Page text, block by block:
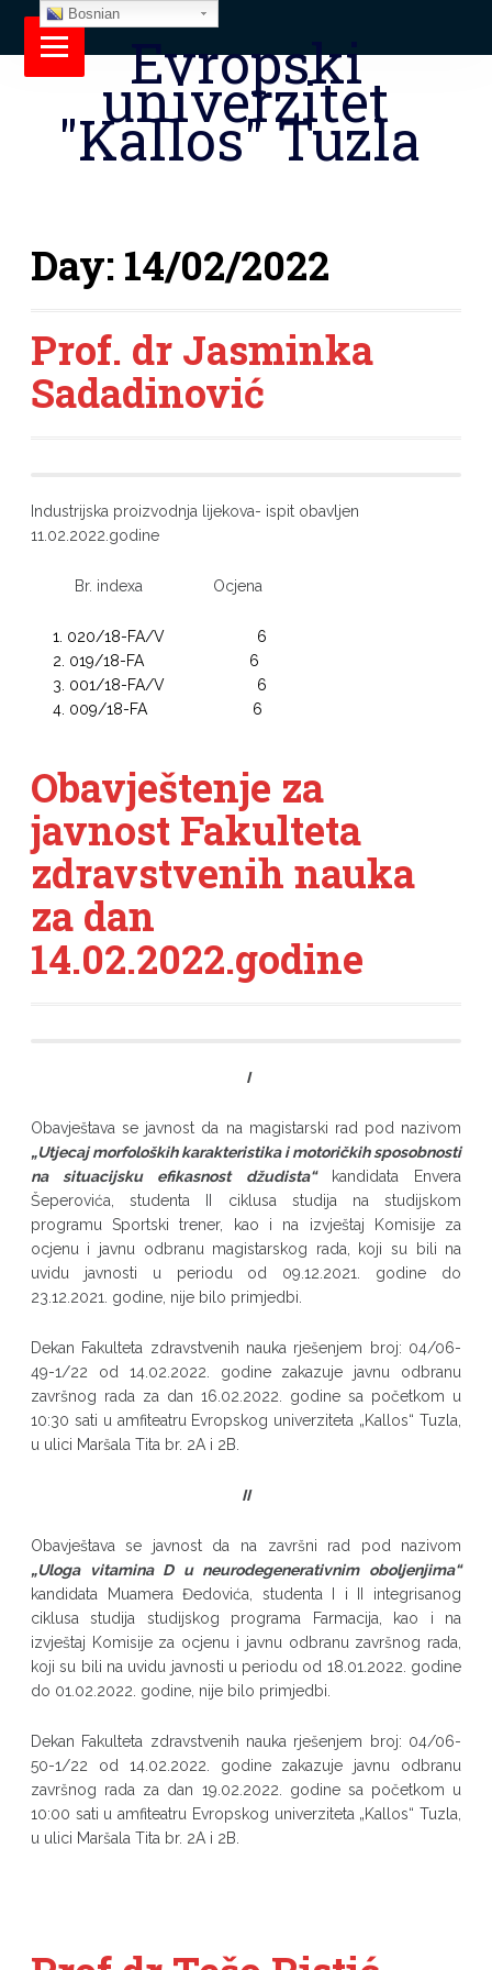
Evropski
univerzitet
"Kallos" Tuzla
Day: 14/02/2022
Prof. dr Jasminka
Sadadinović
Industrijska proizvodnja lijekova- ispit obavljen
11.02.2022.godine
Br. indexa Ocjena
020/18-FA/V 6
019/18-FA 6
001/18-FA/V 6
009/18-FA 6
Obavještenje za
javnost Fakulteta
zdravstvenih nauka
za dan
14.02.2022.godine
I
Obavještava se javnost da na magistarski rad pod nazivom
„Utjecaj morfoloških karakteristika i motoričkih sposobnosti
na situacijsku efikasnost džudista“kandidata Envera
Šeperovića, studenta II ciklusa studija na studijskom
programu Sportski trener, kao i na izvještaj Komisije za
ocjenu i javnu odbranu magistarskog rada, koji su bili na
uvidu javnosti u periodu od 09.12.2021. godine do
23.12.2021. godine, nije bilo primjedbi.
Dekan Fakulteta zdravstvenih nauka rješenjem broj: 04/06-
49-1/22 od 14.02.2022. godine zakazuje javnu odbranu
završnog rada za dan 16.02.2022. godine sa početkom u
10:30 sati u amfiteatru Evropskog univerziteta „Kallos“ Tuzla,
u ulici Maršala Tita br. 2A i 2B.
II
Obavještava se javnost da na završni rad pod nazivom
„Uloga vitamina D u neurodegenerativnim oboljenjima“
kandidata Muamera Đedovića, studenta I i II integrisanog
ciklusa studija studijskog programa Farmacija, kao i na
izvještaj Komisije za ocjenu i javnu odbranu završnog rada,
koji su bili na uvidu javnosti u periodu od 18.01.2022. godine
do 01.02.2022. godine, nije bilo primjedbi.
Dekan Fakulteta zdravstvenih nauka rješenjem broj: 04/06-
50-1/22 od 14.02.2022. godine zakazuje javnu odbranu
završnog rada za dan 19.02.2022. godine sa početkom u
10:00 sati u amfiteatru Evropskog univerziteta „Kallos“ Tuzla,
u ulici Maršala Tita br. 2A i 2B.
Bosnian